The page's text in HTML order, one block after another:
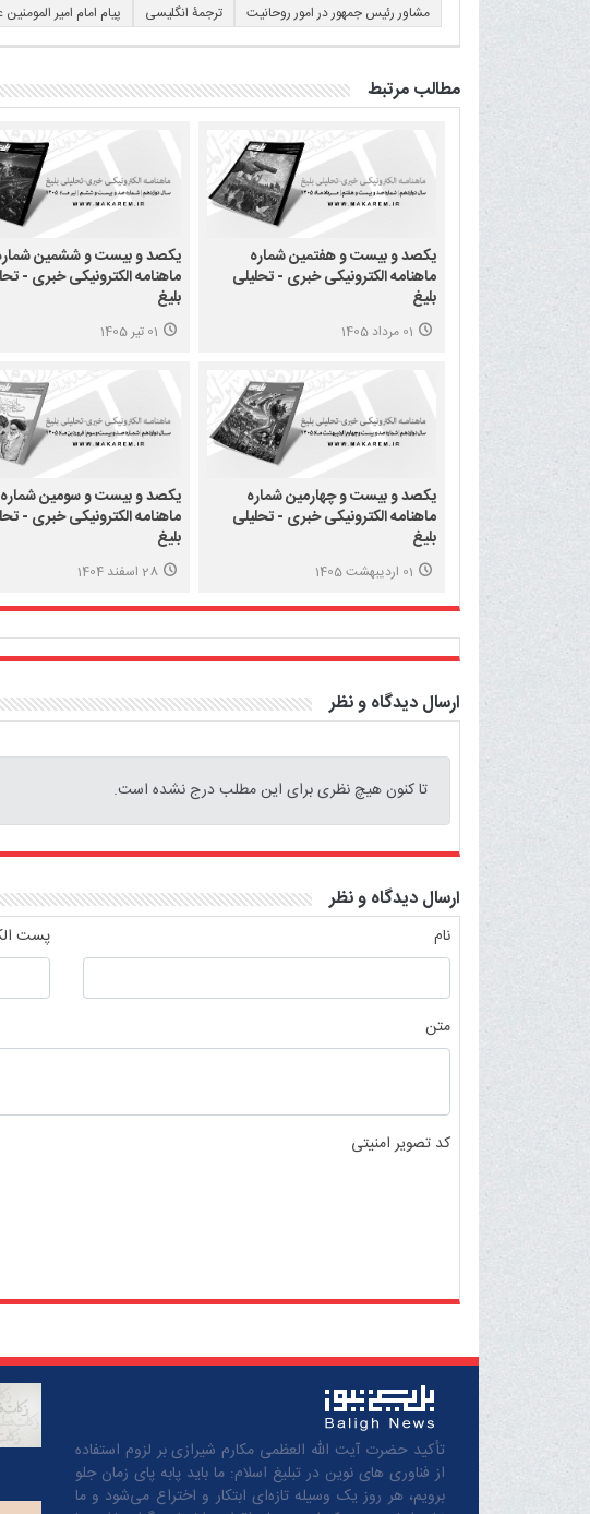
مشاور رئیس جمهور در امور روحانیت
ترجمۀ انگلیسی پیام امام امیر المومنین
مطالب مرتبط
یکصد و بیست و هفتمین شماره
ماهنامه الکترونیکی خبری - تحلیلی
بلیغ
01 مرداد 1405
یکصد و بیست و ششمین
ماهنامه الکترونیکی خبری -
بلیغ
01 تیر 1405
یکصد و بیست و چهارمین شماره
ماهنامه الکترونیکی خبری - تحلیلی
بلیغ
01 اردیبهشت 1405
یکصد و بیست و سومین شماره
ماهنامه الکترونیکی خبری -
بلیغ
28 اسفند 1404
ارسال دیدگاه و نظر
تا کنون هیچ نظری برای این مطلب درج نشده است.
ارسال دیدگاه و نظر
نام پست
متن
کد تصویر امنیتی
تأکید حضرت آیت الله العظمی مکارم شیرازی بر لزوم استفاده
از فناوری های نوین در تبلیغ اسلام: ما باید پابه پای زمان جلو
برویم، هر روز یک وسیله تازه‌ای ابتکار و اختراع می‌شود و ما